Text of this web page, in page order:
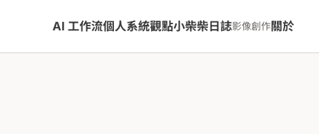
AI 工作流個人系統觀點小柴柴日誌影像創作關於